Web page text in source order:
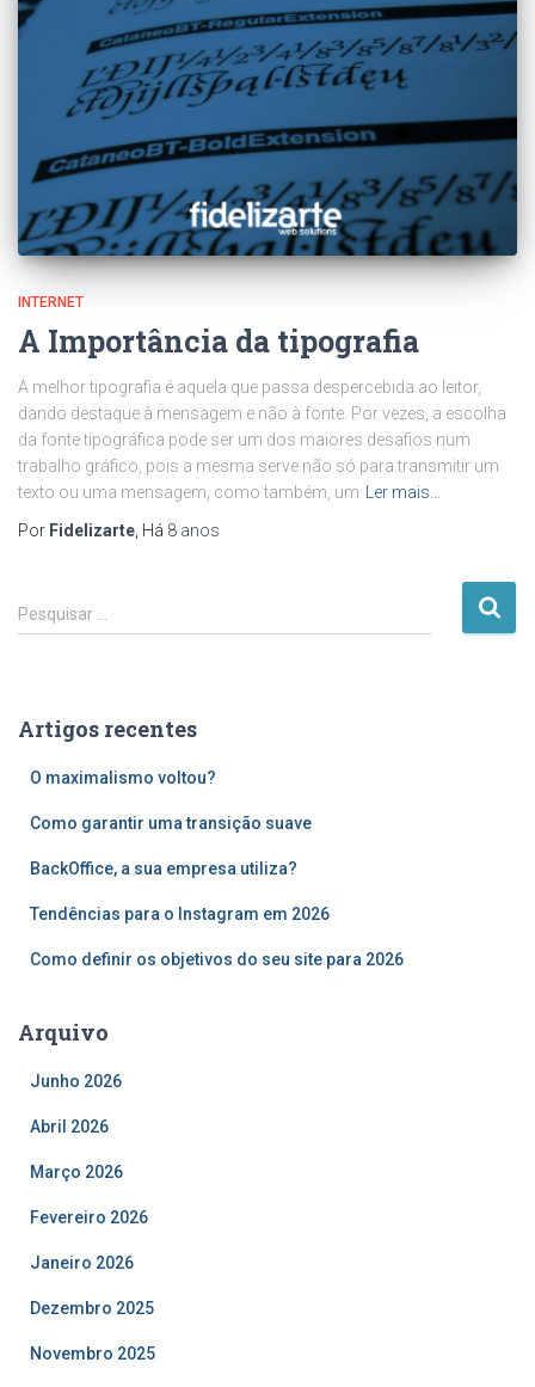
INTERNET
A Importância da tipografia
A melhor tipografia é aquela que passa despercebida ao leitor,
dando destaque à mensagem e não à fonte. Por vezes, a escolha
da fonte tipográfica pode ser um dos maiores desafios num
trabalho gráfico, pois a mesma serve não só para transmitir um
texto ou uma mensagem, como também, um
Ler mais…
Por Fidelizarte , Há 8 anos
P
e
i
Pesquisar …
Artigos recentes
O maximalismo voltou?
Como garantir uma transição suave
BackOffice, a sua empresa utiliza?
Tendências para o Instagram em 2026
Como definir os objetivos do seu site para 2026
Arquivo
Junho 2026
Abril 2026
Março 2026
Fevereiro 2026
Janeiro 2026
Dezembro 2025
Novembro 2025